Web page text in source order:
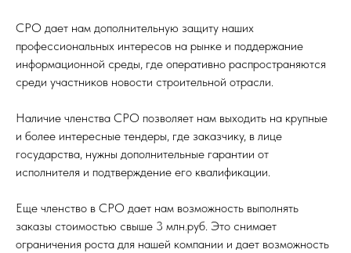
СРО дает нам дополнительную защиту наших
профессиональных интересов на рынке и поддержание
информационной среды, где оперативно распространяются
среди участников новости строительной отрасли.
Наличие членства СРО позволяет нам выходить на крупные
и более интересные тендеры, где заказчику, в лице
государства, нужны дополнительные гарантии от
исполнителя и подтверждение его квалификации.
Еще членство в СРО дает нам возможность выполнять
заказы стоимостью свыше 3 млн.руб. Это снимает
ограничения роста для нашей компании и дает возможность